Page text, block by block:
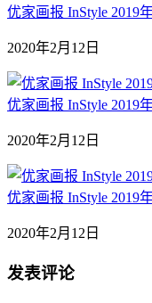
优家画报 InStyle 2019
2020年2月12日
优家画报 InStyle 2019
2020年2月12日
优家画报 InStyle 2019
2020年2月12日
发表评论